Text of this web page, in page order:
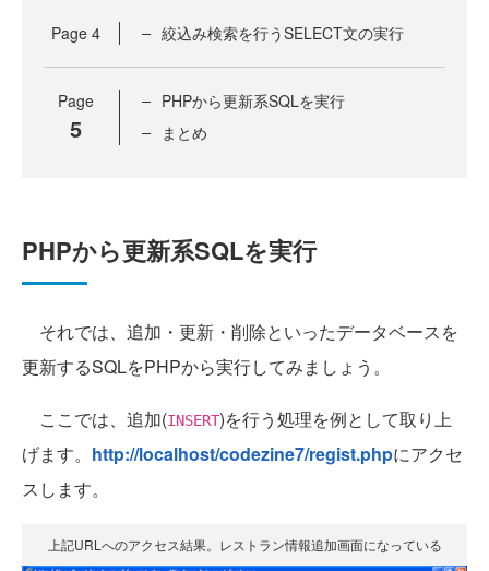
Page 4 絞込み検索を行うSELECT文の実行
Page
5
PHPから更新系SQLを実行
まとめ
PHPから更新系SQLを実行
それでは、追加・更新・削除といったデータベースを
更新するSQLをPHPから実行してみましょう。
ここでは、追加(INSERT)を行う処理を例として取り上
げます。 http://localhost/codezine7/regist.phpにアクセ
スします。
上記URLへのアクセス結果。レストラン情報追加画面になっている